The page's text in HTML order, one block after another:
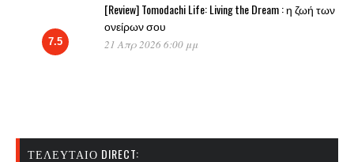
7.5
[Review] Tomodachi Life: Living the Dream : η ζωή των
ονείρων σου
21 Απρ 2026 6:00 μμ
ΤΕΛΕΥΤΑΊΟ DIRECT: